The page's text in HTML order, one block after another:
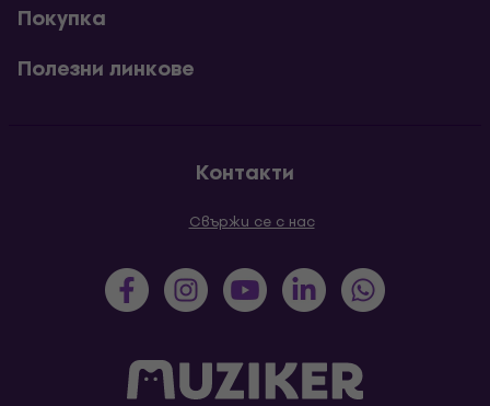
Покупка
Полезни линкове
Контакти
Свържи се с нас